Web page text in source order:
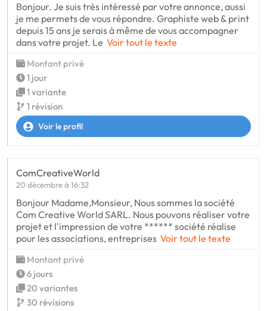
Bonjour. Je suis très intéressé par votre annonce, aussi
je me permets de vous répondre. Graphiste web & print
depuis 15 ans je serais à même de vous accompagner
dans votre projet. Le Voir tout le texte
Montant privé
1 jour
1 variante
1 révision
Voir le profil
ComCreativeWorld
20 décembre à 16:32
Bonjour Madame,Monsieur, Nous sommes la société
Com Creative World SARL. Nous pouvons réaliser votre
projet et l'impression de votre ****** société réalise
pour les associations, entreprises Voir tout le texte
Montant privé
6 jours
20 variantes
30 révisions